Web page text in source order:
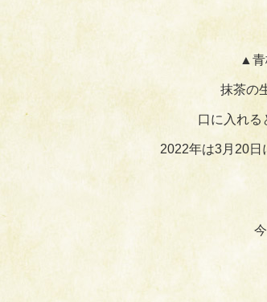
▲青
抹茶の
口に入れる
2022年は3月20日